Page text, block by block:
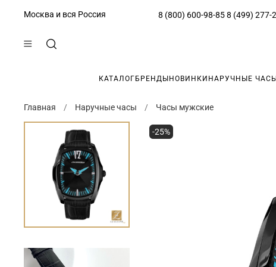
Москва и вся Россия 8 (800) 600-98-85 8 (499) 277-
КАТАЛОГ БРЕНДЫ НОВИНКИ НАРУЧНЫЕ ЧАСЫ
Главная Наручные часы Часы мужские
-25%